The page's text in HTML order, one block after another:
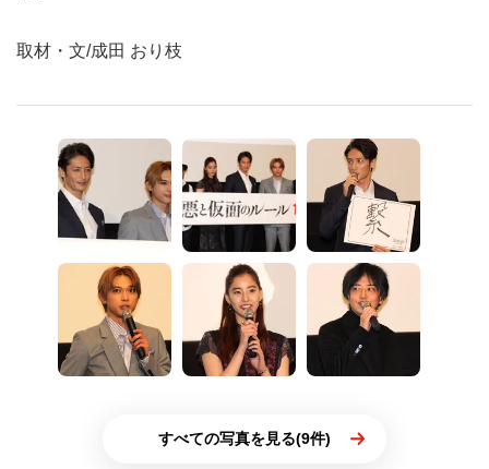
取材・文/成田 おり枝
すべての写真を見る(9件)